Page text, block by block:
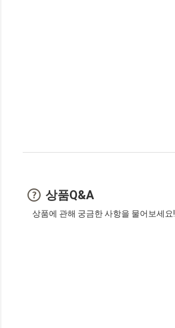
상품Q&A
상품에 관해 궁금한 사항을 물어보세요!